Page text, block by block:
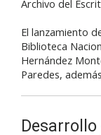
Archivo del
El lanzamiento
Biblioteca
Hernández
Paredes,